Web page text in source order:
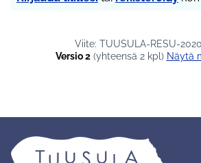
Viite: TUUSULA-RESU-
Versio 2(yhteensä 2 kpl) näytä